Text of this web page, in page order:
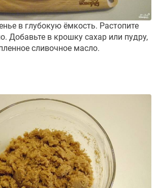
в глубокую ёмкость. Растопите
Добавьте в крошку сахар или пудру,
сливочное масло.